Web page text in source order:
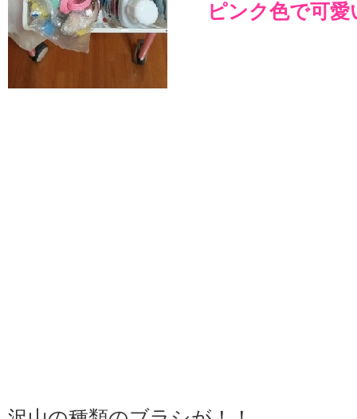
ピンク色で可愛